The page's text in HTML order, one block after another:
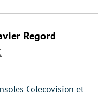
Regord
Colecovision et